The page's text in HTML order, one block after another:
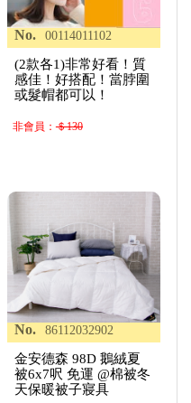
No. 00114011102
(2款各1)非常好看！質
感佳！好搭配！當脖圍
或髮帽都可以！
非會員：＄130
No. 86112032902
金安德森 98D 鵝絨夏
被6x7呎 免運 @棉被冬
天保暖被子寢具